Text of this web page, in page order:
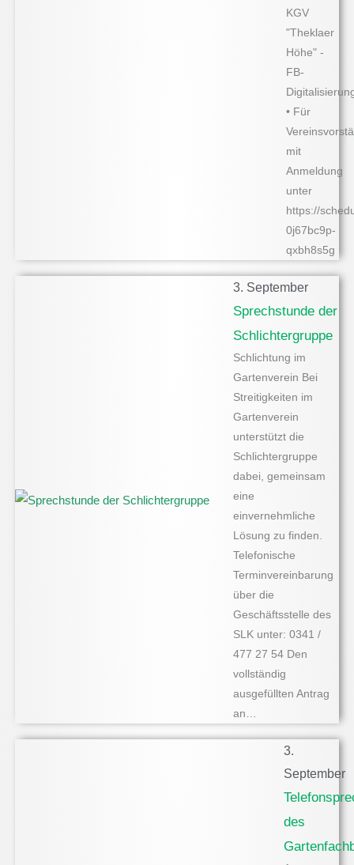
KGV
"Theklaer
Höhe" -
FB-
• Für
mit
Anmeldung
unter
https://
0j67bc9p-
qxbh8s5g
3. September
Sprechstunde der
Schlichtergruppe
Schlichtung im
Gartenverein Bei
Streitigkeiten im
Gartenverein
unterstützt die
Schlichtergruppe
dabei, gemeinsam
eine
einvernehmliche
Lösung zu finden.
Telefonische
Terminvereinbarung
über die
Geschäftsstelle des
SLK unter: 0341 /
477 27 54 Den
vollständig
ausgefüllten Antrag
an…
3.
September
des